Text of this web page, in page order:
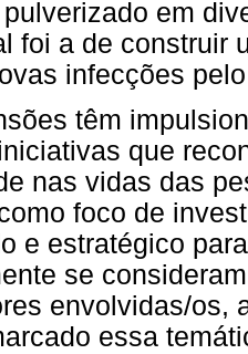
em
foi a de construir
infecções
têm
que
nas vidas das
foco de
e estratégico
se
envolvidas/os,
essa